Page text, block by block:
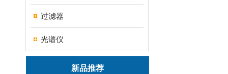
过滤器
光谱仪
新品推荐